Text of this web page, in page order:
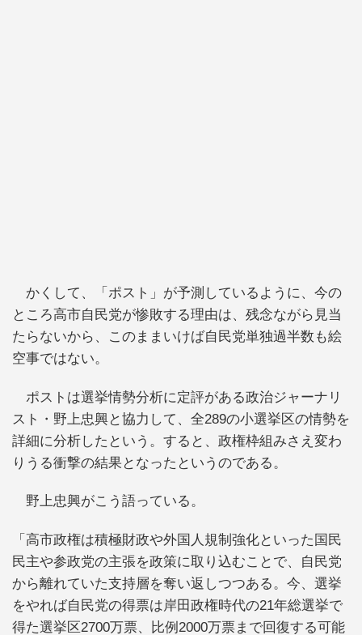
かくして、「ポスト」が予測しているように、今の
ところ高市自民党が惨敗する理由は、残念ながら見当
たらないから、このままいけば自民党単独過半数も絵
空事ではない。
ポストは選挙情勢分析に定評がある政治ジャーナリ
スト・野上忠興と協力して、全289の小選挙区の情勢を
詳細に分析したという。すると、政権枠組みさえ変わ
りうる衝撃の結果となったというのである。
野上忠興がこう語っている。
「高市政権は積極財政や外国人規制強化といった国民
民主や参政党の主張を政策に取り込むことで、自民党
から離れていた支持層を奪い返しつつある。今、選挙
をやれば自民党の得票は岸田政権時代の21年総選挙で
得た選挙区2700万票、比例2000万票まで回復する可能